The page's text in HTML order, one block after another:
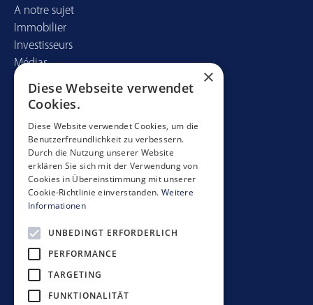
A notre sujet
Immobilier
Investisseurs
Médias
Contact
Mobimo Management AG
Seestrasse 59
CH-8700 Küsnacht
+41 44 397 11 11
info@mobimo.ch
S'abonner à la newsletter
×
Diese Webseite verwendet
Cookies.
Diese Website verwendet Cookies, um die
Benutzerfreundlichkeit zu verbessern.
Durch die Nutzung unserer Website
erklären Sie sich mit der Verwendung von
Cookies in Übereinstimmung mit unserer
Cookie-Richtlinie einverstanden. Weitere
Informationen
UNBEDINGT ERFORDERLICH
PERFORMANCE
TARGETING
FUNKTIONALITÄT